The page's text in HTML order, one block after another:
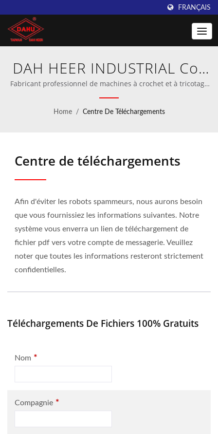
FRANÇAIS
DAH HEER INDUSTRIAL Co.,
Ltd.
Fabricant professionnel de machines à crochet et à tricotage
à la chaîne.
Home / Centre De Téléchargements
Centre de téléchargements
Afin d'éviter les robots spammeurs, nous aurons besoin
que vous fournissiez les informations suivantes. Notre
système vous enverra un lien de téléchargement de
fichier pdf vers votre compte de messagerie. Veuillez
noter que toutes les informations resteront strictement
confidentielles.
Téléchargements De Fichiers 100% Gratuits
Nom *
Compagnie *